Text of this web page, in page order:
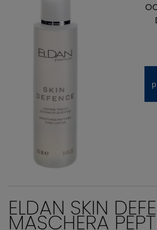
ELDAN SKIN
MASCHERA